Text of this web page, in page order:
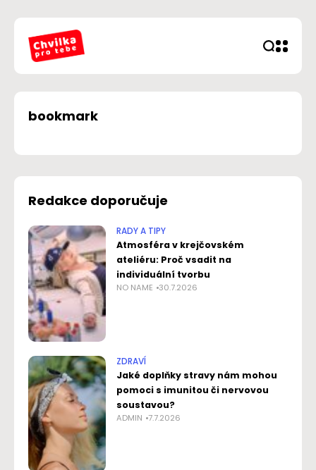
bookmark
Redakce doporučuje
RADY A TIPY
Atmosféra v krejčovském
ateliéru: Proč vsadit na
individuální tvorbu
NO NAME 30.7.2026
ZDRAVÍ
Jaké doplňky stravy nám mohou
pomoci s imunitou či nervovou
soustavou?
ADMIN 7.7.2026